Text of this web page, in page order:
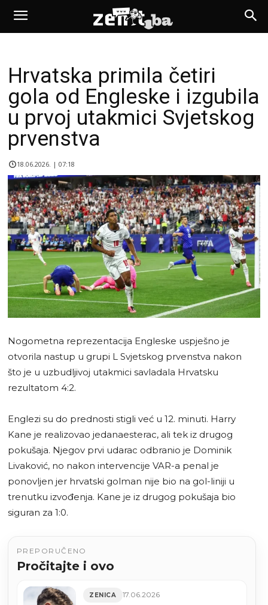
Hrvatska primila četiri
gola od Engleske i izgubila
u prvoj utakmici Svjetskog
prvenstva
18.06.2026. | 07:18
Nogometna reprezentacija Engleske uspješno je
otvorila nastup u grupi L Svjetskog prvenstva nakon
što je u uzbudljivoj utakmici savladala Hrvatsku
rezultatom 4:2.
Englezi su do prednosti stigli već u 12. minuti. Harry
Kane je realizovao jedanaesterac, ali tek iz drugog
pokušaja. Njegov prvi udarac odbranio je Dominik
Livaković, no nakon intervencije VAR-a penal je
ponovljen jer hrvatski golman nije bio na gol-liniji u
trenutku izvođenja. Kane je iz drugog pokušaja bio
siguran za 1:0.
PREPORUČENO
Pročitajte i ovo
ZENICA 17.06.2026